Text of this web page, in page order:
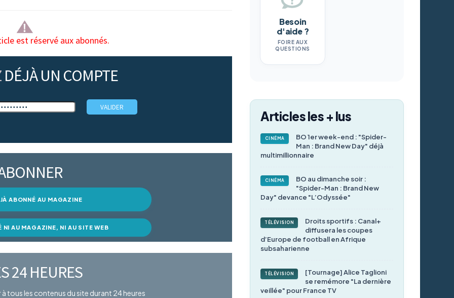
est réservé aux abonnés.
DÉJÀ UN COMPTE
ABONNÉ AU MAGAZINE
NI AU MAGAZINE, NI AU SITE WEB
24 HEURES
tous les contenus du site durant 24 heures
Besoin
d'aide ?
FOIRE AUX
QUESTIONS
Articles les + lus
CINÉMA
BO 1er week-end : "Spider-
Man : Brand New Day" déjà
multimillionnaire
CINÉMA
BO au dimanche soir :
"Spider-Man : Brand New
Day" devance "L’Odyssée"
TÉLÉVISION
Droits sportifs : Canal+
diffusera les coupes
d’Europe de football en Afrique
subsaharienne
TÉLÉVISION
[Tournage] Alice Taglioni
se remémore "La dernière
veillée" pour France TV